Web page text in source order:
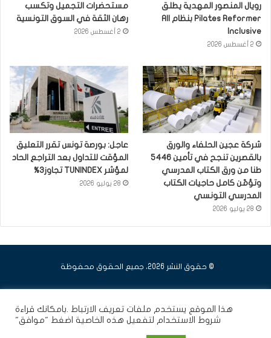
رويال المنصور المهدية يطلق
Pilates Reformer بنظام All
Inclusive
2 أغسطس 2026
مستحضرات التجميل وتكسب
رهان الثقة في السوق التونسية
2 أغسطس 2026
شركة عجين الحلفاء والورق
بالقصرين تنجح في تأمين 5446
طنا من ورق الكتاب المدرسي
وتؤمّن كامل حاجيات الكتاب
المدرسي التونسي
28 يوليو 2026
عاجل: بورصة تونس تقرر التعليق
المؤقت للتداول بعد التراجع الحاد
لمؤشر TUNINDEX تجاوز3%
28 يوليو 2026
© حقوق النشر 2026، جميع الحقوق محفوظة
هذا الموقع يستخدم ملفات تعريف الارتباط .بامكانك قراءة
شروط الاستخدام لتفعيل هذه الخاصية اضغط "موافق"